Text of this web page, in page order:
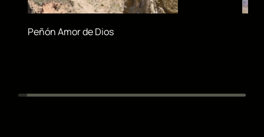
Peñón Amor de Dios